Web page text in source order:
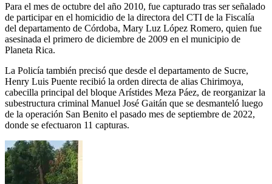
Para el mes de octubre del año 2010, fue capturado tras ser señalado
de participar en el homicidio de la directora del CTI de la Fiscalía
del departamento de Córdoba, Mary Luz López Romero, quien fue
asesinada el primero de diciembre de 2009 en el municipio de
Planeta Rica.
La Policía también precisó que desde el departamento de Sucre,
Henry Luis Puente recibió la orden directa de alias Chirimoya,
cabecilla principal del bloque Arístides Meza Páez, de reorganizar la
subestructura criminal Manuel José Gaitán que se desmanteló luego
de la operación San Benito el pasado mes de septiembre de 2022,
donde se efectuaron 11 capturas.